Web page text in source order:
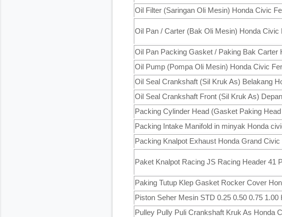
Oil Filter (Saringan Oli Mesin) Honda Civic
Oil Pan / Carter (Bak Oli Mesin) Honda Civic
Oil Pan Packing Gasket / Paking Bak Carter
Oil Pump (Pompa Oli Mesin) Honda Civic
Oil Seal Crankshaft (Sil Kruk As) Belakang
Oil Seal Crankshaft Front (Sil Kruk As)
Packing Cylinder Head (Gasket Paking
Packing Intake Manifold in minyak Honda
Packing Knalpot Exhaust Honda Grand
Paket Knalpot Racing JS Racing Header 41
Paking Tutup Klep Gasket Rocker Cover
Piston Seher Mesin STD 0.25 0.50 0.75
Pulley Pully Puli Crankshaft Kruk As Honda